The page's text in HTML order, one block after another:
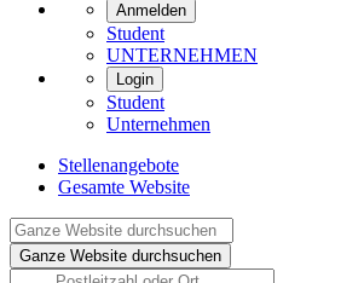
Anmelden
Student
UNTERNEHMEN
Login
Student
Unternehmen
Stellenangebote
Gesamte Website